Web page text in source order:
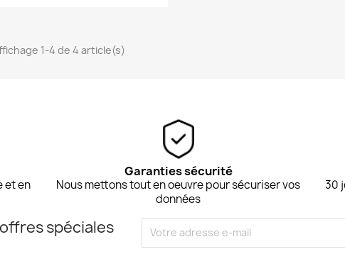
1-4 de 4 article(s)
et en
Garanties sécurité
Nous mettons tout en oeuvre pour sécuriser vos
données
30
spéciales